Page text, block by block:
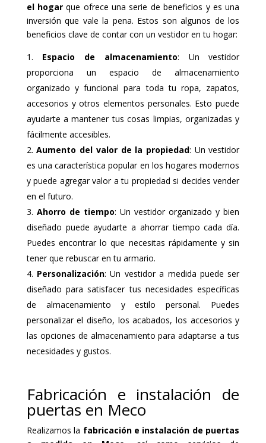
el hogar que ofrece una serie de beneficios y es una
inversión que vale la pena. Estos son algunos de los
beneficios clave de contar con un vestidor en tu hogar:
Espacio de almacenamiento: Un vestidor
proporciona un espacio de almacenamiento
organizado y funcional para toda tu ropa, zapatos,
accesorios y otros elementos personales. Esto puede
ayudarte a mantener tus cosas limpias, organizadas y
fácilmente accesibles.
Aumento del valor de la propiedad: Un vestidor
es una característica popular en los hogares modernos
y puede agregar valor a tu propiedad si decides vender
en el futuro.
Ahorro de tiempo: Un vestidor organizado y bien
diseñado puede ayudarte a ahorrar tiempo cada día.
Puedes encontrar lo que necesitas rápidamente y sin
tener que rebuscar en tu armario.
Personalización: Un vestidor a medida puede ser
diseñado para satisfacer tus necesidades específicas
de almacenamiento y estilo personal. Puedes
personalizar el diseño, los acabados, los accesorios y
las opciones de almacenamiento para adaptarse a tus
necesidades y gustos.
Fabricación e instalación de
puertas en Meco
Realizamos la fabricación e instalación de puertas